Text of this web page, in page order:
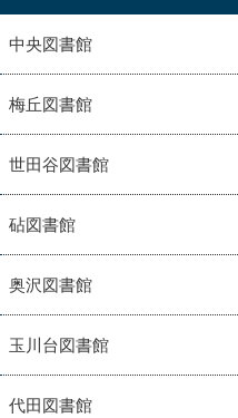
中央図書館
梅丘図書館
世田谷図書館
砧図書館
奥沢図書館
玉川台図書館
代田図書館